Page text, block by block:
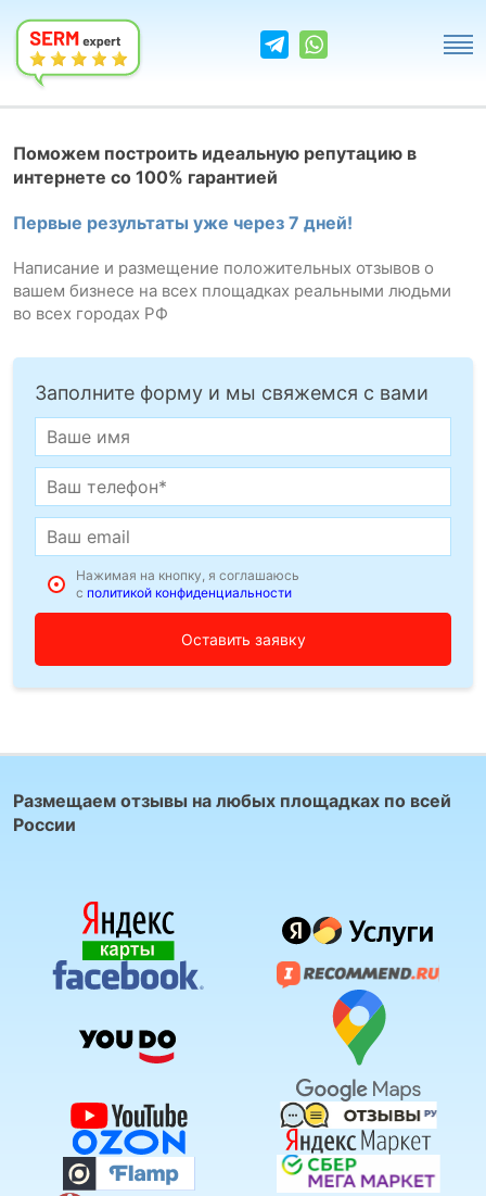
Поможем построить идеальную репутацию в
интернете со 100% гарантией
Первые результаты уже через 7 дней!
Написание и размещение положительных отзывов о
вашем бизнесе на всех площадках реальными людьми
во всех городах РФ
Заполните форму и мы свяжемся с вами
Нажимая на кнопку, я соглашаюсь
с политикой конфиденциальности
Размещаем отзывы на любых площадках по всей
России